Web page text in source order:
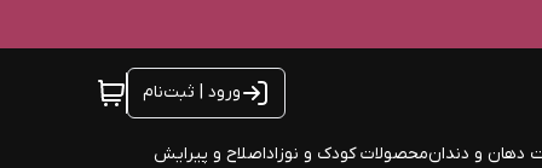
ورود | ثبت‌نام
دهان و دندانمحصولات کودک و نوزاداصلاح و پیرایش